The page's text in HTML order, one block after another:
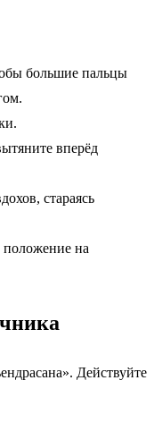
большие пальцы
вперёд
стараясь
положение на
Действуйте